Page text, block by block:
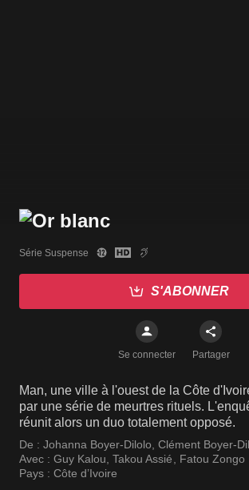
Série Suspense
S'ABONNER
Se connecter Partager
Man, une ville à l'ouest de la Côte
par une série de meurtres rituels.
réunit alors un duo totalement opposé.
De : Johanna Boyer-Dilolo, Clément Boyer-
Avec : Guy Kalou, Takou Assié, Fatou Zongo
Pays : Côte d’Ivoire